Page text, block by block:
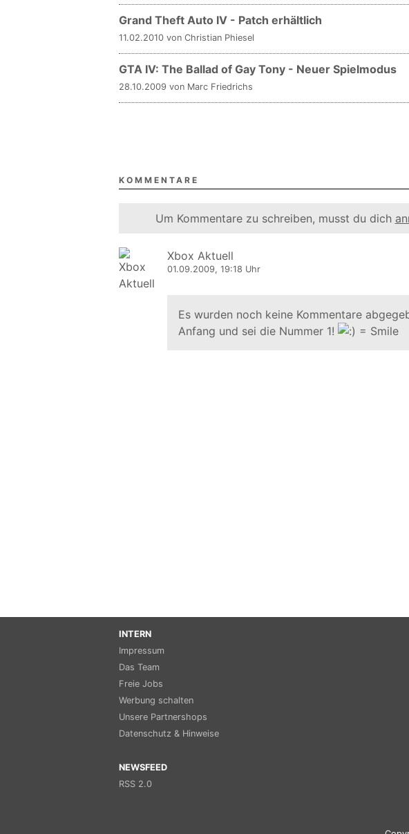
Grand Theft Auto IV - Patch erhältlich
11.02.2010 von Christian Phiesel
GTA IV: The Ballad of Gay Tony - Neuer Spielmodus
28.10.2009 von Marc Friedrichs
KOMMENTARE
Um Kommentare zu schreiben, musst du dich
Xbox Aktuell
01.09.2009, 19:18 Uhr
Es wurden noch keine Kommentare
Anfang und sei die Nummer 1!
INTERN
Impressum
Das Team
Freie Jobs
Werbung schalten
Unsere Partnershops
Datenschutz & Hinweise
NEWSFEED
RSS 2.0